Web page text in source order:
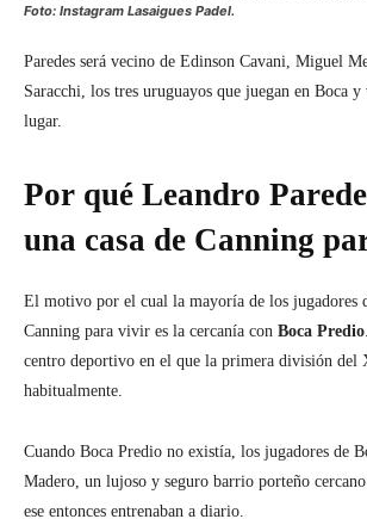
Foto: Instagram Lasaigues Padel.
Paredes será vecino de Edinson Cavani, Miguel
Saracchi, los tres uruguayos que juegan en Boca
lugar.
Por qué Leandro
una casa de Canning
El motivo por el cual la mayoría de los jugadores
Canning para vivir es la cercanía con Boca Predio
centro deportivo en el que la primera división del
habitualmente.
Cuando Boca Predio no existía, los jugadores de
Madero, un lujoso y seguro barrio porteño
ese entonces entrenaban a diario.